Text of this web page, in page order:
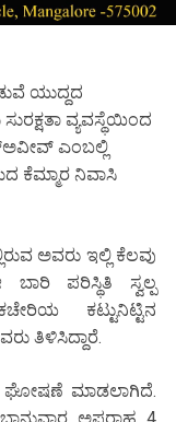
ಯುದ್ದದ
ವ್ಯವಸ್ಥೆಯಿಂದ
ಎಂಬಲ್ಲಿ
ಕೆಮ್ಮಾರ ನಿವಾಸಿ
ಅವರು ಇಲ್ಲಿ ಕೆಲವು
ಪರಿಸ್ಥಿತಿ ಸ್ವಲ್ಪ
ಕಟ್ಟುನಿಟ್ಟಿನ
ತಿಳಿಸಿದ್ದಾರೆ.
ಘೋಷಣೆ ಮಾಡಲಾಗಿದೆ.